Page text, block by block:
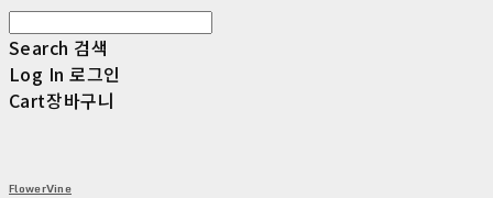
Search 검색
Log In 로그인
Cart장바구니
FlowerVine